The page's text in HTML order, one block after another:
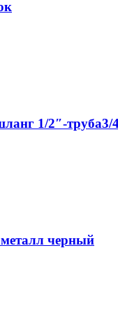
1/2″-труба3/
черный